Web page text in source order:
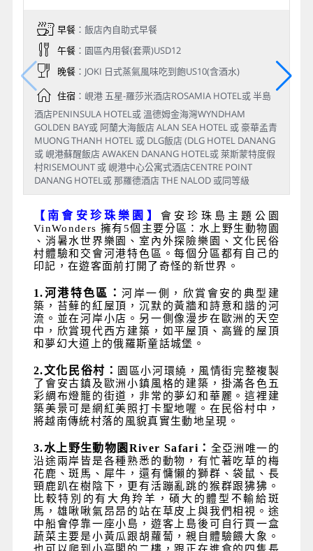
早餐：飯店內自助式早餐
午餐：園區內用餐(套票)USD12
晚餐：JOKI 日式蒸氣風味吃到飽US10(含酒水)
住宿：峴港 五星-羅莎米酒店ROSAMIA HOTEL或 半島
酒店PENINSULA HOTEL或 溫德姆金海灣WYNDHAM
GOLDEN BAY或 阿蘭大海飯店 ALAN SEA HOTEL 或 豪華孟青
MUONG THANH HOTEL 或 DLG飯店 (DLG HOTEL DANANG
或 峴港蘇醒飯店 AWAKEN DANANG HOTEL或 萊斯蒙特度假
村RISEMOUNT 或 峴港中心公寓式酒店CENTRE POINT
DANANG HOTEL或 那羅德酒店 THE NALOD 或同等級
【南會安珍珠樂園】 會安珍珠島主題公園
VinWonders 擁有5個主要分區：水上野生動物園
、消暑水世界樂園、室內外探險樂園、文化民俗
村體驗和交會河港特色區。每個分區都有自己的
印記，在遊客面前打開了奇怪的新世界。
1.河港特色區：河岸一側，欣賞會安的典型建
築，苔蘚的紅屋頂，沉默的黃牆和詩意和諧的河
流。並在河岸小店。另一側像漫步在歐洲的天空
中，欣賞現代西方建築，如平屋頂、高聳的屋頂
和夢幻大道上的俄羅斯童話城堡。
2.文化民俗村：
園區小河環繞，風情街完整複製
了會安古鎮及歐洲小鎮風格的建築，掛滿各色五
彩綢布燈籠的街道，非常的夢幻和華麗。這裡建
築美景可是網紅美照打卡聖地喔。在民俗村中，
將越南傳統村落的風貌真實生動地呈現。
3.水上野生動物園 River Safari ： 全亞洲唯一的
沿途兩岸皆是各種熟悉的動物，有忙著吃草的梅
花鹿、斑馬、犀牛，還有慵懶的獅群、袋鼠、長
頸鹿趴在樹陰下，更有活蹦亂跳的猴群跟狒狒。
比較特別的有大角羚羊，碩大的體型不輸給斑
馬，雄啾啾氣昂昂的站在草皮上與我們相視。途
中船會停靠一座小島，遊客上島後可自行買一盒
蔬菜主要是小黃瓜跟胡蘿蔔，親自體驗餵大象。